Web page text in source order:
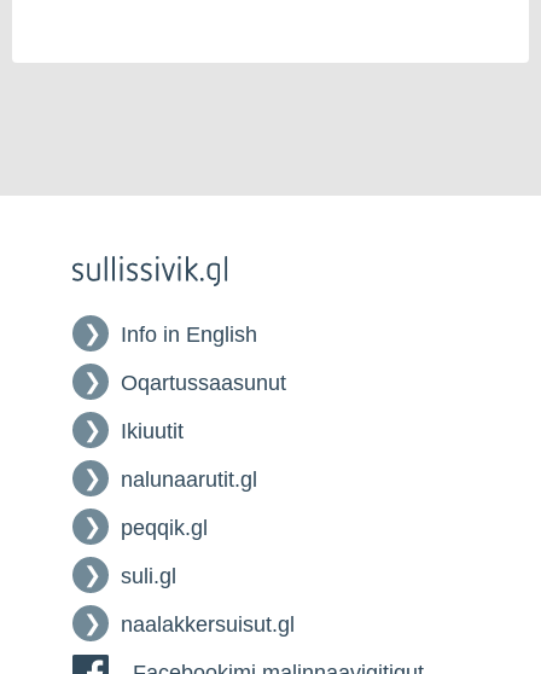
Info in English
Oqartussaasunut
Ikiuutit
nalunaarutit.gl
peqqik.gl
suli.gl
naalakkersuisut.gl